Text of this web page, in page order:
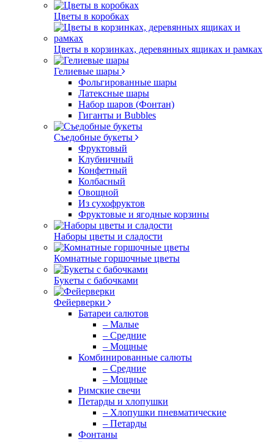
Цветы в коробках
Цветы в корзинках, деревянных ящиках и рамках
Гелиевые шары
Фольгированные шары
Латексные шары
Набор шаров (Фонтан)
Гиганты и Bubbles
Съедобные букеты
Фруктовый
Клубничный
Конфетный
Колбасный
Овощной
Из сухофруктов
Фруктовые и ягодные корзины
Наборы цветы и сладости
Комнатные горшочные цветы
Букеты с бабочками
Фейерверки
Батареи салютов
– Малые
– Средние
– Мощные
Комбинированные салюты
– Средние
– Мощные
Римские свечи
Петарды и хлопушки
– Хлопушки пневматические
– Петарды
Фонтаны